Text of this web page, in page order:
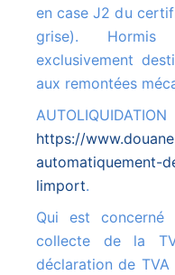
en case J2 du
grise).
exclusivement
aux remontées
https://
automatiquement-
limport.
Qui est concerné par cette démarche ? La
collecte de la
déclaration de